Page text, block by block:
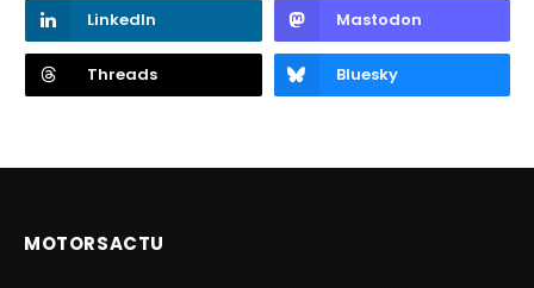
LinkedIn Mastodon
Threads Bluesky
MOTORSACTU